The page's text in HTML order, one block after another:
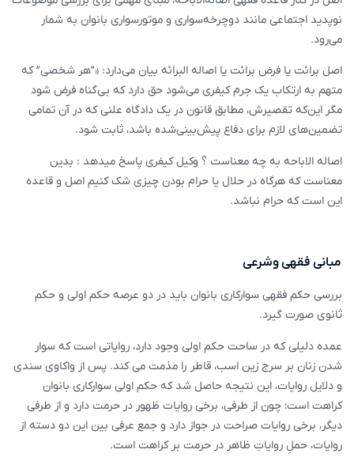
نوپدید اجتماعی مانند دوچرخه‌سواری و موتورسواری بانوان به شمار
می‌رود.
اصل برائت یا فرض برائت یا اصاله البرائه بیان می‌دارد: «”هر شخصی” که
متهم به ارتکاب یک جرم کیفری می‌شود حق دارد که بی‌گناه فرض شود
مگر این‌که تقصیرش، مطابق قانون در یک دادگاه علنی که در آن تمامی
تضمین‌های لازم برای دفاع پیش‌بینی‌شده باشد، ثابت شود.
اصاله الاباحه به چه معناست ؟ وکیل کیفری پاسخ میدهد : بدین
معناست که هرگاه در حلال یا حرام بودن چیزی شک کنیم اصل و قاعده
این است که حرام نباشد.
مبانی فقهی وشرعی
بررسی حکم فقهی سوارکاری بانوان باید در دو عرصه حکم اولی و حکم
ثانوی صورت گیرد.
عمده دلیلی که در ساحت حکم اولی وجود دارد، روایاتی است که سوار
شدن زنان بر سرج زین اسب، قاطر را مذمت می کند. پس از واکاوی سندی
و دلایل روایات، این نتیجه حاصل شد که حکم اولی سوارکاری بانوان
کراهت است؛ چون از طرفی، برخی روایات ظهور در حرمت دارد و از طرفی
دیگر، برخی روایات صراحت در جواز دارد و جمع عرفی بین این دو دسته از
روایات، حملِ روایاتِ ظاهر در حرمت بر کراهت است.